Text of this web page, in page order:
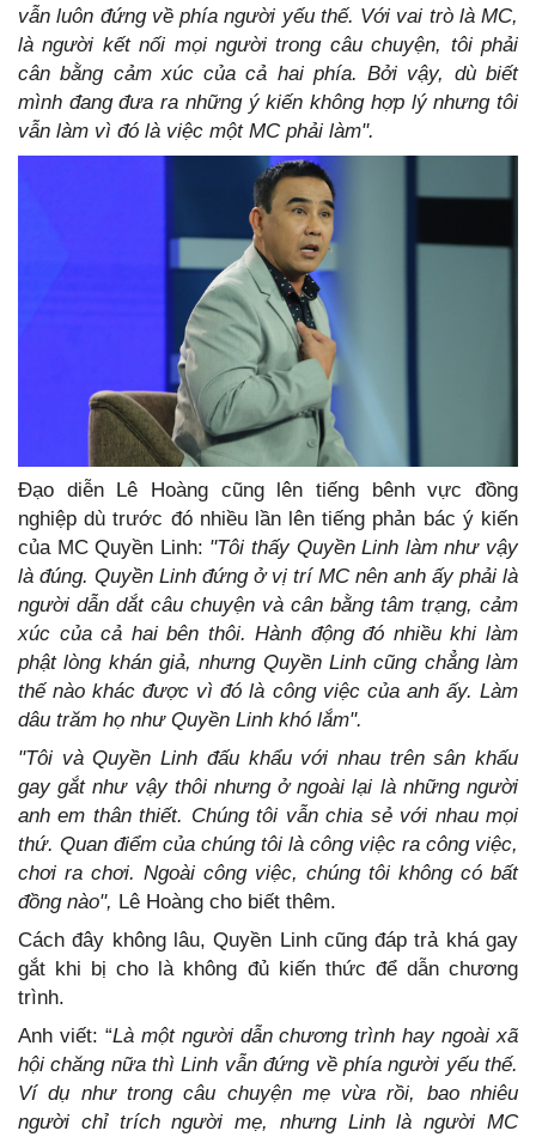
vẫn luôn đứng về phía người yếu thế. Với vai trò là MC,
là người kết nối mọi người trong câu chuyện, tôi phải
cân bằng cảm xúc của cả hai phía. Bởi vậy, dù biết
mình đang đưa ra những ý kiến không hợp lý nhưng tôi
vẫn làm vì đó là việc một MC phải làm".
Đạo diễn Lê Hoàng cũng lên tiếng bênh vực đồng
nghiệp dù trước đó nhiều lần lên tiếng phản bác ý kiến
của MC Quyền Linh: "Tôi thấy Quyền Linh làm như vậy
là đúng. Quyền Linh đứng ở vị trí MC nên anh ấy phải là
người dẫn dắt câu chuyện và cân bằng tâm trạng, cảm
xúc của cả hai bên thôi. Hành động đó nhiều khi làm
phật lòng khán giả, nhưng Quyền Linh cũng chẳng làm
thế nào khác được vì đó là công việc của anh ấy. Làm
dâu trăm họ như Quyền Linh khó lắm".
"Tôi và Quyền Linh đấu khẩu với nhau trên sân khấu
gay gắt như vậy thôi nhưng ở ngoài lại là những người
anh em thân thiết. Chúng tôi vẫn chia sẻ với nhau mọi
thứ. Quan điểm của chúng tôi là công việc ra công việc,
chơi ra chơi. Ngoài công việc, chúng tôi không có bất
đồng nào", Lê Hoàng cho biết thêm.
Cách đây không lâu, Quyền Linh cũng đáp trả khá gay
gắt khi bị cho là không đủ kiến thức để dẫn chương
trình.
Anh viết: “Là một người dẫn chương trình hay ngoài xã
hội chăng nữa thì Linh vẫn đứng về phía người yếu thế.
Ví dụ như trong câu chuyện mẹ vừa rồi, bao nhiêu
người chỉ trích người mẹ, nhưng Linh là người MC